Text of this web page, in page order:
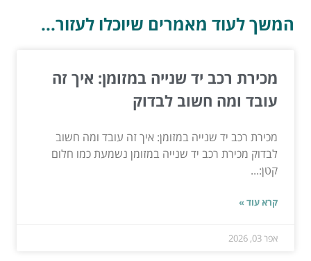
המשך לעוד מאמרים שיוכלו לעזור...
מכירת רכב יד שנייה במזומן: איך זה
עובד ומה חשוב לבדוק
מכירת רכב יד שנייה במזומן: איך זה עובד ומה חשוב
לבדוק מכירת רכב יד שנייה במזומן נשמעת כמו חלום
קטן:...
קרא עוד »
אפר 03, 2026